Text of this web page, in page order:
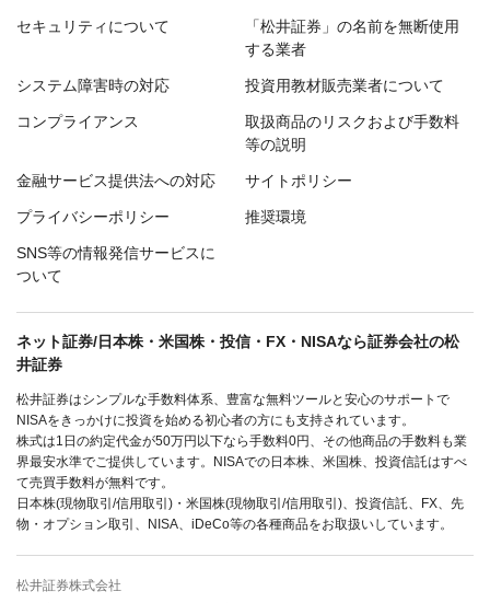
セキュリティについて
「松井証券」の名前を無断使用
する業者
システム障害時の対応 投資用教材販売業者について
コンプライアンス
取扱商品のリスクおよび手数料
等の説明
金融サービス提供法への対応 サイトポリシー
プライバシーポリシー 推奨環境
SNS等の情報発信サービスに
ついて
ネット証券/日本株・米国株・投信・FX・NISAなら証券会社の松
井証券
松井証券はシンプルな手数料体系、豊富な無料ツールと安心のサポートで
NISAをきっかけに投資を始める初心者の方にも支持されています。
株式は1日の約定代金が50万円以下なら手数料0円、その他商品の手数料も業
界最安水準でご提供しています。NISAでの日本株、米国株、投資信託はすべ
て売買手数料が無料です。
日本株(現物取引/信用取引)・米国株(現物取引/信用取引)、投資信託、FX、先
物・オプション取引、NISA、iDeCo等の各種商品をお取扱いしています。
松井証券株式会社